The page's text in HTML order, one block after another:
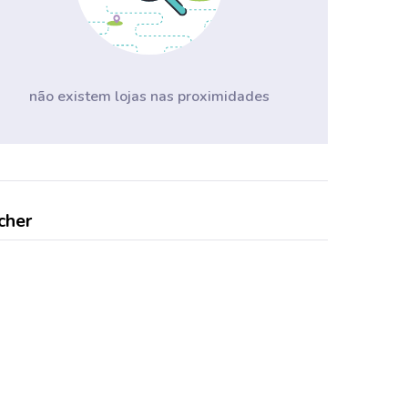
não existem lojas nas proximidades